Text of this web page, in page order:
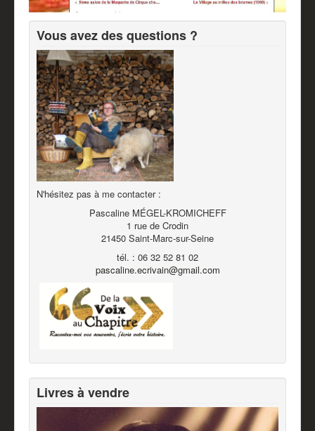
Vous avez des questions ?
N'hésitez pas à me contacter :
Pascaline MÉGEL-KROMICHEFF
1 rue de Crodin
21450 Saint-Marc-sur-Seine
tél. : 06 32 52 81 02
pascaline.ecrivain@gmail.com
Livres à vendre